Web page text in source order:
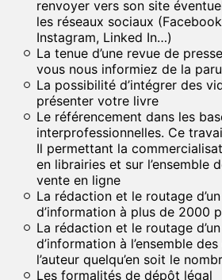
renvoyer vers son site
les réseaux sociaux
Instagram, Linked In…)
La tenue d’une revue de
vous nous informiez de la
La possibilité d’intégrer des
présenter votre livre
Le référencement dans les
interprofessionnelles. Ce
Il permettant la
en librairies et sur l’ensemble
vente en ligne
La rédaction et le routage
d’information à plus de 2000
La rédaction et le routage
d’information à l’ensemble
l’auteur quelqu’en soit le
Les formalités de dépôt légal